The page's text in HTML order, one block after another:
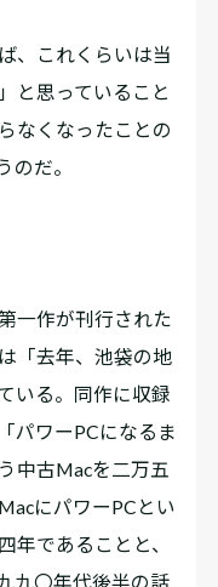
、これくらいは当
と思っていること
なくなったことの
のだ。
一作が刊行された
「去年、池袋の地
いる。同作に収録
パワーPCになるま
中古Macを二万五
にパワーPCとい
年であることと、
九〇年代後半の話